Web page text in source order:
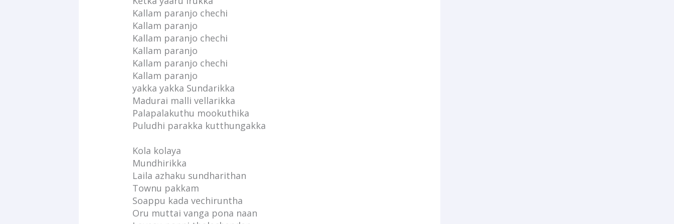
Kallam paranjo chechi
Kallam paranjo
Kallam paranjo chechi
Kallam paranjo
Kallam paranjo chechi
Kallam paranjo
yakka yakka Sundarikka
Madurai malli vellarikka
Palapalakuthu mookuthika
Puludhi parakka kutthungakka
Kola kolaya
Mundhirikka
Laila azhaku sundharithan
Townu pakkam
Soappu kada vechiruntha
Oru muttai vanga pona naan